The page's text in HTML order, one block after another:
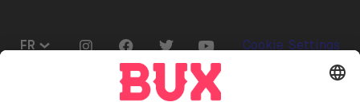
FR
Ouvrir le menu de changement de langue
Go to "Instagram"
Go to "Facebook"
Go to "Twitter"
Go to "Youtube"
Cookie Settings